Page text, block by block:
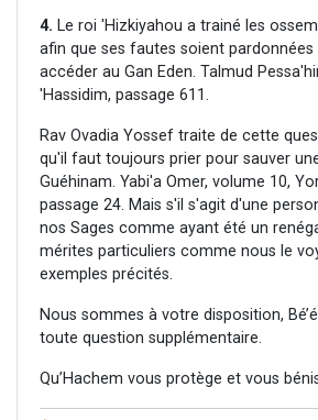
4. Le roi 'Hizkiyahou a trainé les
afin que ses fautes soient pardonnées
accéder au Gan Eden. Talmud
'Hassidim, passage 611.
Rav Ovadia Yossef traite de cette
qu'il faut toujours prier pour sauver
Guéhinam. Yabi'a Omer, volume 10,
passage 24. Mais s'il s'agit d'une
nos Sages comme ayant été un
mérites particuliers comme nous le
exemples précités.
Nous sommes à votre disposition,
toute question supplémentaire.
Qu’Hachem vous protège et vous